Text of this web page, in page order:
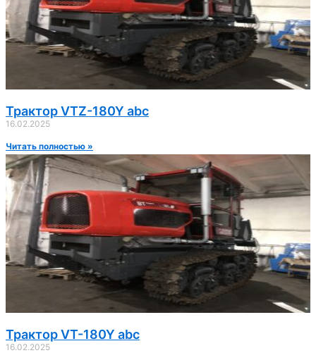
Трактор VTZ-180Y abc
16.02.2025
Читать полностью »
Трактор VT-180Y abc
16.02.2025